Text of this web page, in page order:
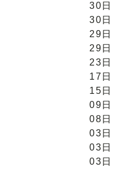
30日
30日
29日
29日
23日
17日
15日
09日
08日
03日
03日
03日